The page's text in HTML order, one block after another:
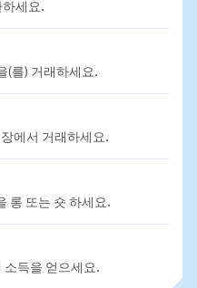
하세요.
(를) 거래하세요.
에서 거래하세요.
롱 또는 숏 하세요.
소득을 얻으세요.